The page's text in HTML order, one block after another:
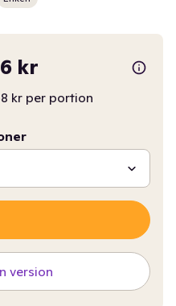
kr
kr per portion
version